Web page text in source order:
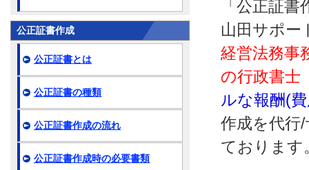
「公正証
山田サポー
経営法務事
の行政書士
ルな報酬(
作成を代行
ております
公正証書作成
公正証書とは
公正証書の種類
公正証書作成の流れ
公正証書作成時の必要書類